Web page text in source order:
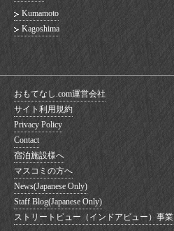
Kumamoto
Kagoshima
おもてなし.com運営会社
サイト利用規約
Privacy Policy
Contact
宿泊施設様へ
マスコミの方へ
News(Japanese Only)
Staff Blog(Japanese Only)
ストリートビュー（インドアビュー）事業